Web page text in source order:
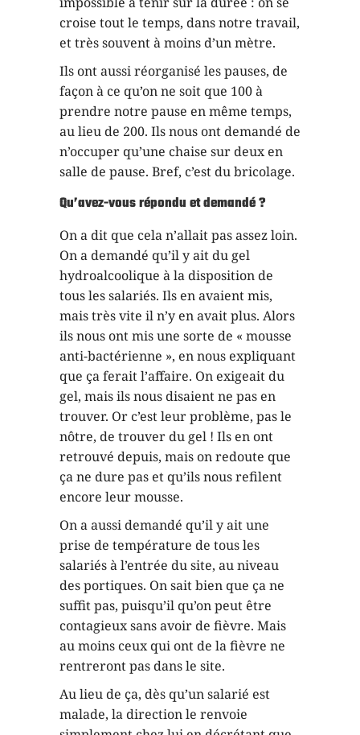
croise tout le temps, dans notre travail,
et très souvent à moins d’un mètre.
Ils ont aussi réorganisé les pauses, de
façon à ce qu’on ne soit que 100 à
prendre notre pause en même temps,
au lieu de 200. Ils nous ont demandé de
n’occuper qu’une chaise sur deux en
salle de pause. Bref, c’est du bricolage.
Qu’avez-vous répondu et demandé ?
On a dit que cela n’allait pas assez loin.
On a demandé qu’il y ait du gel
hydroalcoolique à la disposition de
tous les salariés. Ils en avaient mis,
mais très vite il n’y en avait plus. Alors
ils nous ont mis une sorte de « mousse
anti-bactérienne », en nous expliquant
que ça ferait l’affaire. On exigeait du
gel, mais ils nous disaient ne pas en
trouver. Or c’est leur problème, pas le
nôtre, de trouver du gel ! Ils en ont
retrouvé depuis, mais on redoute que
ça ne dure pas et qu’ils nous refilent
encore leur mousse.
On a aussi demandé qu’il y ait une
prise de température de tous les
salariés à l’entrée du site, au niveau
des portiques. On sait bien que ça ne
suffit pas, puisqu’il qu’on peut être
contagieux sans avoir de fièvre. Mais
au moins ceux qui ont de la fièvre ne
rentreront pas dans le site.
Au lieu de ça, dès qu’un salarié est
malade, la direction le renvoie